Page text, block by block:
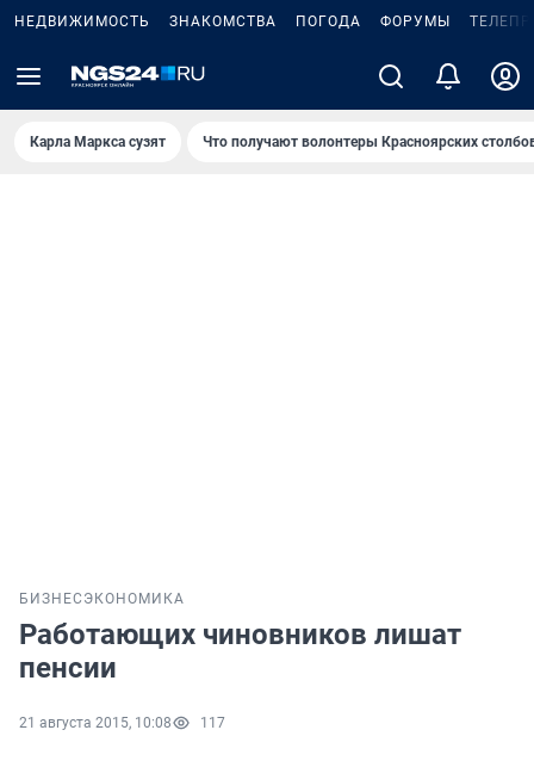
НЕДВИЖИМОСТЬ ЗНАКОМСТВА ПОГОДА ФОРУМЫ
Карла Маркса сузят Что получают волонтеры Красноярских
БИЗНЕС ЭКОНОМИКА
Работающих чиновников лишат
пенсии
21 августа 2015, 10:08 117